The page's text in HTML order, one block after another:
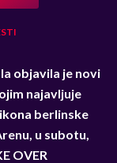
objavila je novi
najavljuje
berlinske
u subotu,
OVER